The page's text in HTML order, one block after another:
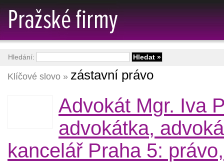
Klíčové slovo » zástavní právo
Advokát Mgr. Iva
advokátka,
kancelář Praha 5:
Hledání: